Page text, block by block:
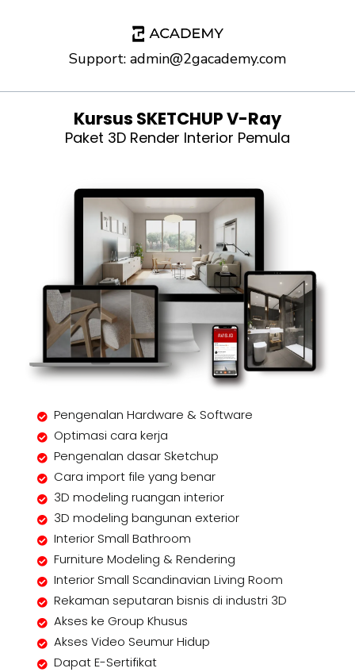
Support: admin@2gacademy.com
Kursus SKETCHUP V-Ray
Paket 3D Render Interior Pemula
Pengenalan Hardware & Software
Optimasi cara kerja
Pengenalan dasar Sketchup
Cara import file yang benar
3D modeling ruangan interior
3D modeling bangunan exterior
Interior Small Bathroom
Furniture Modeling & Rendering
Interior Small Scandinavian Living Room
Rekaman seputaran bisnis di industri 3D
Akses ke Group Khusus
Akses Video Seumur Hidup
Dapat E-Sertifikat